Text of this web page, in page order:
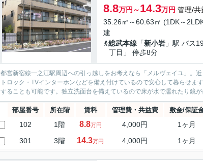
8.8万円～14.3万円 管理/共
35.26㎡～60.63㎡ (1DK～
建
総武本線 「新小岩 」駅 バス
丁目」 停歩8分
都営新宿線一之江駅周辺への引っ越しをお考えなら「メルヴェイユ」。
トロック・TVインターホンなどを備え付けているので安心して暮らせ
することも可能です。独立洗面台を備えているので床が水で濡れたり鏡
部屋番号 所在階 賃料 管理費・共益費 敷金/保証
102 1階 8.8万円 4,000円 1ヶ月
301 3階 14.3万円 4,000円 1ヶ月